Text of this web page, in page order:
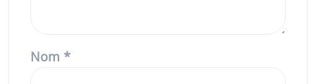
Nom *